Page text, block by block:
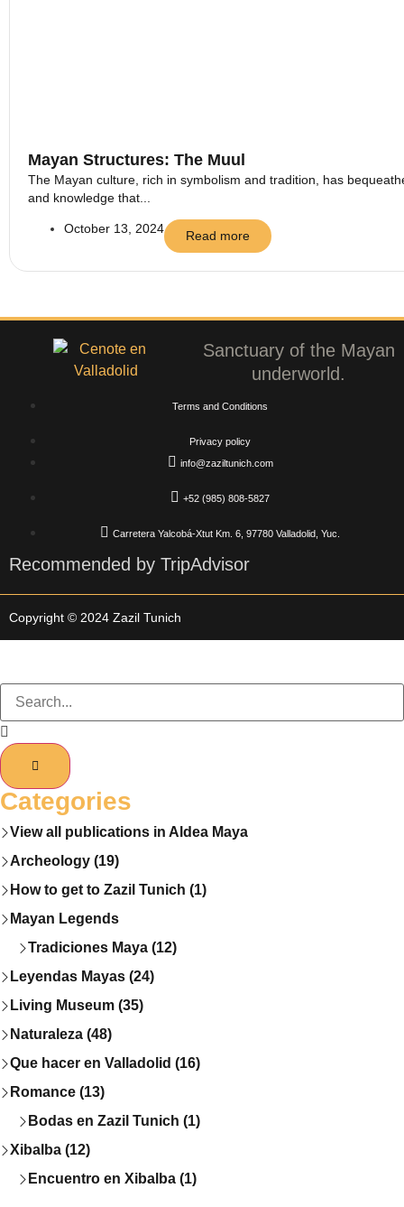
Mayan Structures: The Muul
The Mayan culture, rich in symbolism and tradition, has
and knowledge that...
October 13, 2024 Read more
Sanctuary of the Mayan
underworld.
info@zaziltunich.com
+52 (985) 808-5827
Carretera Yalcobá-Xtut Km. 6, 97780 Valladolid, Yuc.
Terms and Conditions
Privacy policy
Recommended by TripAdvisor
Copyright © 2024 Zazil Tunich
Categories
View all publications in Aldea Maya
Archeology (19)
How to get to Zazil Tunich (1)
Mayan Legends
Tradiciones Maya (12)
Leyendas Mayas (24)
Living Museum (35)
Naturaleza (48)
Que hacer en Valladolid (16)
Romance (13)
Bodas en Zazil Tunich (1)
Xibalba (12)
Encuentro en Xibalba (1)